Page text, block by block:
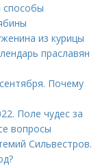
способы
из курицы
праславян
Почему
Поле чудес за
вопросы
Сильвестров.